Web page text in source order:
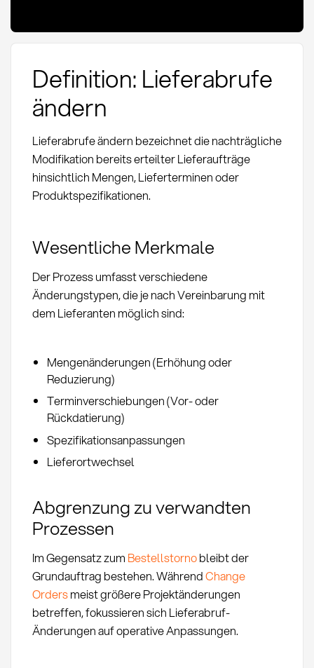
Definition: Lieferabrufe
ändern
Lieferabrufe ändern bezeichnet die nachträgliche
Modifikation bereits erteilter Lieferaufträge
hinsichtlich Mengen, Lieferterminen oder
Produktspezifikationen.
Wesentliche Merkmale
Der Prozess umfasst verschiedene
Änderungstypen, die je nach Vereinbarung mit
dem Lieferanten möglich sind:
Mengenänderungen (Erhöhung oder
Reduzierung)
Terminverschiebungen (Vor- oder
Rückdatierung)
Spezifikationsanpassungen
Lieferortwechsel
Abgrenzung zu verwandten
Prozessen
Im Gegensatz zum Bestellstornobleibt der
Grundauftrag bestehen. WährendChange
Ordersmeist größere Projektänderungen
betreffen, fokussieren sich Lieferabruf-
Änderungen auf operative Anpassungen.